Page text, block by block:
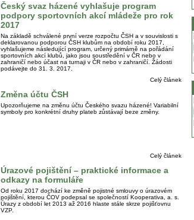
Český svaz házené vyhlašuje program
podpory sportovních akcí mládeže pro rok
2017
Na základě schválené první verze rozpočtu ČSH a v souvislosti s
deklarovanou podporou ČSH klubům na období roku 2017,
vyhlašujeme následující program, určený primárně na pořádání
sportovních akcí klubů, jako jsou soustředění v ČR nebo v
zahraničí nebo účast na turnaji v ČR nebo v zahraničí. Žádosti
podávejte do 31. 3. 2017.
Celý článek
Změna účtu ČSH
Upozorňujeme na změnu účtu Českého svazu házené! Variabilní
symboly pro konkrétní druhy plateb zůstávají beze změny.
Celý článek
Úrazové pojištění – praktické informace a
odkazy na formuláře
Od roku 2017 dochází ke změně pojistné smlouvy o úrazovém
pojištění, kterou ČOV podepsal se společností Kooperativa, a. s.
Úrazy z období let 2013 až 2016 hlaste stále skrze pojišťovnu
VZP.